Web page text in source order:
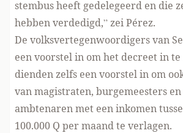
stembus heeft gedelegeerd en die
hebben verdedigd,” zei Pérez.
De volksvertegenwoordigers van
een voorstel in om het decreet in te
dienden zelfs een voorstel in om
van magistraten, burgemeesters
ambtenaren met een inkomen
100.000 Q per maand te verlagen.